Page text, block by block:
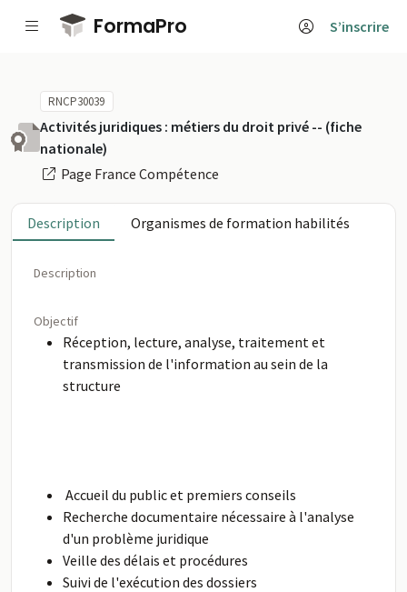
Passer au contenu principal
FormaPro S’inscrire
RNCP30039
Activités juridiques : métiers du droit privé -- (fiche
nationale)
Page France Compétence
Description Organismes de formation habilités
Description
Objectif
Réception, lecture, analyse, traitement et
transmission de l'information au sein de la
structure
Accueil du public et premiers conseils
Recherche documentaire nécessaire à l'analyse
d'un problème juridique
Veille des délais et procédures
Suivi de l'exécution des dossiers